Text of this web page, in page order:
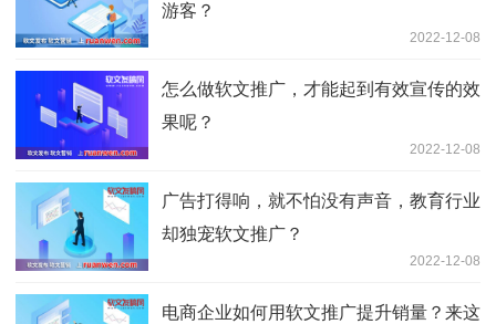
游客？
2022-12-08
怎么做软文推广，才能起到有效宣传的效
果呢？
2022-12-08
广告打得响，就不怕没有声音，教育行业
却独宠软文推广？
2022-12-08
电商企业如何用软文推广提升销量？来这